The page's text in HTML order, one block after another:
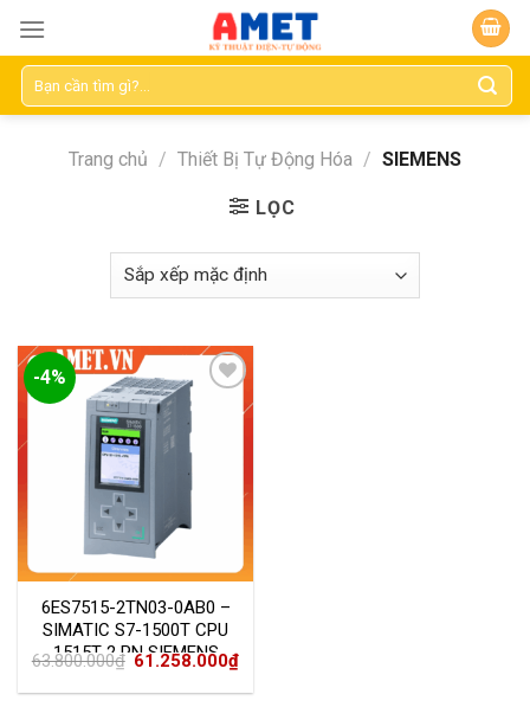
content
Tìm
kiếm:
Trang chủ / Thiết Bị Tự Động Hóa / SIEMENS
LỌC
-4%
6ES7515-2TN03-0AB0 –
SIMATIC S7-1500T CPU
1515T-2 PN SIEMENS
63.800.000₫ Giá
là:
61.258.000₫Giá
tại